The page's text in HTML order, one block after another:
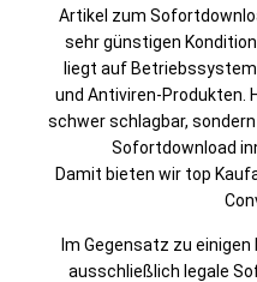
Artikel zum
sehr günstigen
liegt auf
und Antiviren-Produkten.
schwer schlagbar,
Sofortdownload
Damit bieten wir top
Im Gegensatz zu
ausschließlich legale